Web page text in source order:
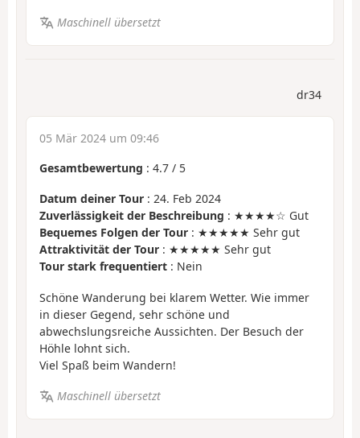
Maschinell übersetzt
dr34
05 Mär 2024 um 09:46
Gesamtbewertung : 4.7 / 5
Datum deiner Tour : 24. Feb 2024
Zuverlässigkeit der Beschreibung : ★★★★☆ Gut
Bequemes Folgen der Tour : ★★★★★ Sehr gut
Attraktivität der Tour : ★★★★★ Sehr gut
Tour stark frequentiert : Nein
Schöne Wanderung bei klarem Wetter. Wie immer
in dieser Gegend, sehr schöne und
abwechslungsreiche Aussichten. Der Besuch der
Höhle lohnt sich.
Viel Spaß beim Wandern!
Maschinell übersetzt